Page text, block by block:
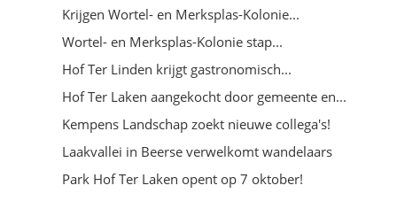
Krijgen Wortel- en Merksplas-Kolonie...
Wortel- en Merksplas-Kolonie stap...
Hof Ter Linden krijgt gastronomisch...
Hof Ter Laken aangekocht door gemeente en...
Kempens Landschap zoekt nieuwe collega's!
Laakvallei in Beerse verwelkomt wandelaars
Park Hof Ter Laken opent op 7 oktober!